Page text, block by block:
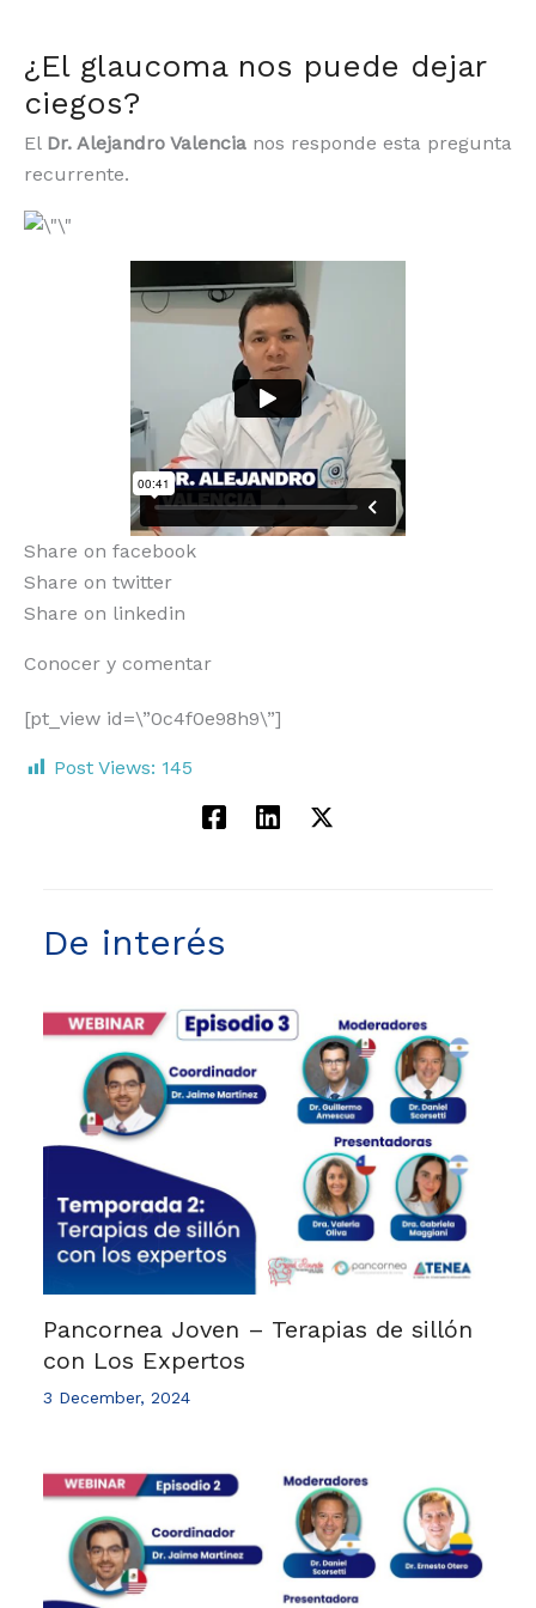
Skip¿El glaucoma nos puede dejar
ciegos?
El Dr. Alejandro Valencia nos responde esta pregunta
recurrente.
Share on facebook
Share on twitter
Share on linkedin
Conocer y comentar
[pt_view id=\”0c4f0e98h9\”]
Post Views: 145
De interés
Pancornea Joven – Terapias de sillón
con Los Expertos
3 December, 2024